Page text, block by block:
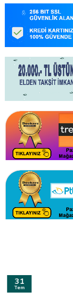
31
Tem